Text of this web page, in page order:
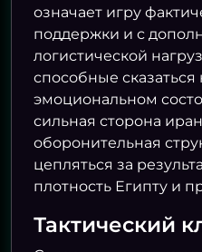
означает игру
поддержки и с
логистической
способные сказаться
эмоциональном
сильная сторона
оборонительная
цепляться за
плотность Египту и
Тактический